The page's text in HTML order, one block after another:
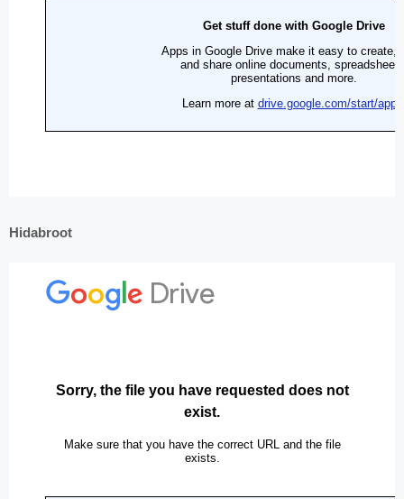
Hidabroot